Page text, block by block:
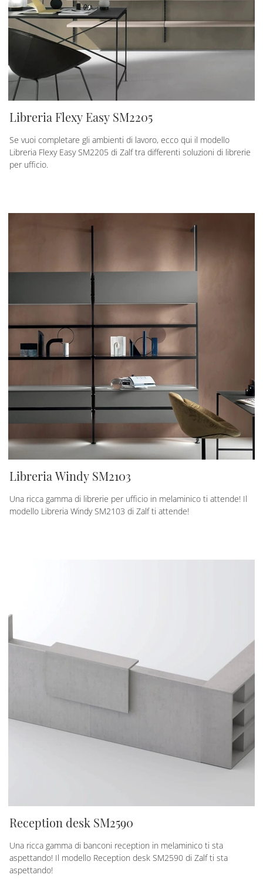
Libreria Flexy Easy SM2205
Se vuoi completare gli ambienti di lavoro, ecco qui il modello
Libreria Flexy Easy SM2205 di Zalf tra differenti soluzioni di librerie
per ufficio.
Libreria Windy SM2103
Una ricca gamma di librerie per ufficio in melaminico ti attende! Il
modello Libreria Windy SM2103 di Zalf ti attende!
Reception desk SM2590
Una ricca gamma di banconi reception in melaminico ti sta
aspettando! Il modello Reception desk SM2590 di Zalf ti sta
aspettando!